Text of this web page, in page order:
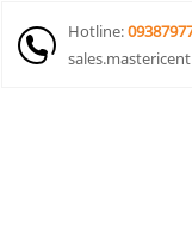
Hotline: